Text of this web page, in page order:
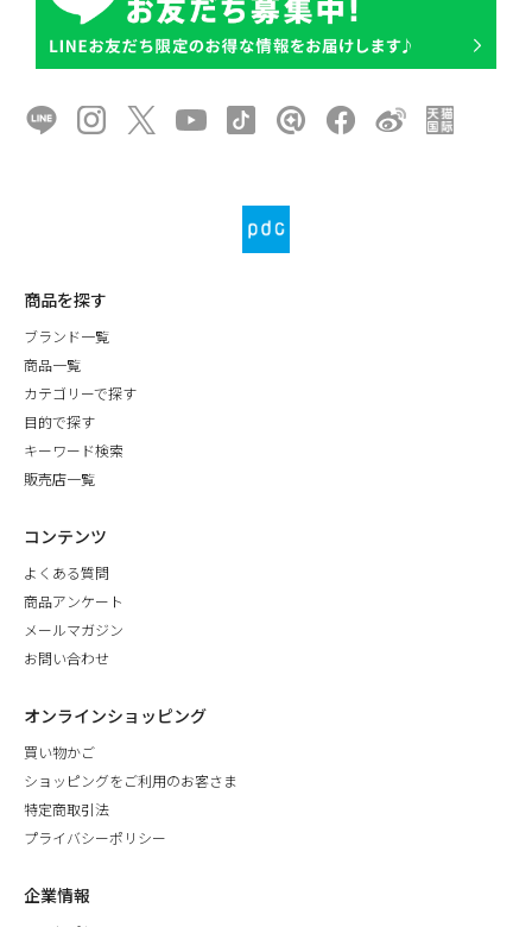
商品を探す
ブランド一覧
商品一覧
カテゴリーで探す
目的で探す
キーワード検索
販売店一覧
コンテンツ
よくある質問
商品アンケート
メールマガジン
お問い合わせ
オンラインショッピング
買い物かご
ショッピングをご利用のお客さま
特定商取引法
プライバシーポリシー
企業情報